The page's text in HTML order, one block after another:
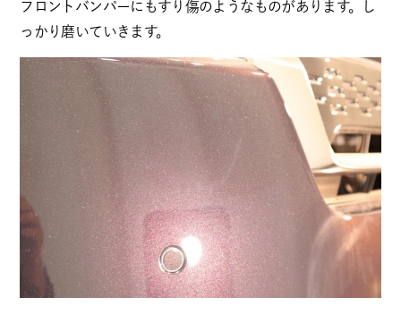
フロントバンパーにもすり傷のようなものがあります。し
っかり磨いていきます。